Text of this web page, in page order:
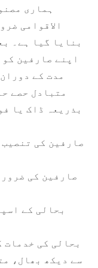
ہماری
الاقوامی
بنایا گیا ہے۔
اپنے صارفین
مدت کے
متبادل حصے
بذریعہ ڈاک یا
سے دیکھ بھال،